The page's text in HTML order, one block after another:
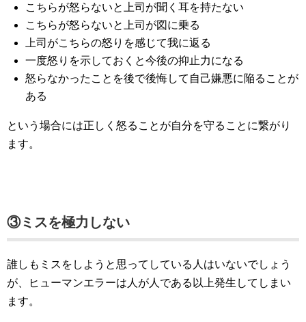
こちらが怒らないと上司が聞く耳を持たない
こちらが怒らないと上司が図に乗る
上司がこちらの怒りを感じて我に返る
一度怒りを示しておくと今後の抑止力になる
怒らなかったことを後で後悔して自己嫌悪に陥ることが
ある
という場合には正しく怒ることが自分を守ることに繋がり
ます。
③ミスを極力しない
誰しもミスをしようと思ってしている人はいないでしょう
が、ヒューマンエラーは人が人である以上発生してしまい
ます。